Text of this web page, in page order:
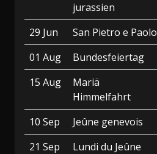
jurassien
29 Jun San Pietro e Paolo
01 Aug
Bundesfeiertag
15 Aug
Mariä
Himmelfahrt
10 Sep
Jeûne genevois
21 Sep
Lundi du Jeûne